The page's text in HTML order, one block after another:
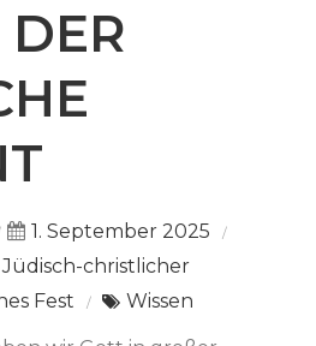
DER
1. September 2025
Jüdisch-christlicher
Fest Wissen